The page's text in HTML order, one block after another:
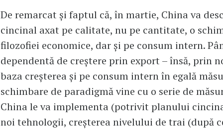
De remarcat și faptul că, în martie, China va
cincinal axat pe calitate, nu pe cantitate, o
filozofiei economice, dar și pe consum intern.
dependentă de creștere prin export – însă, prin
baza creșterea și pe consum intern în egală
schimbare de paradigmă vine cu o serie de
China le va implementa (potrivit planului
noi tehnologii, creșterea nivelului de trai (după